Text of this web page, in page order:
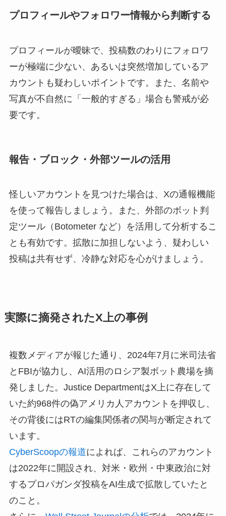
プロフィールやフォロワー情報から判断する
プロフィールが曖昧で、投稿数のわりにフォロワ
ーが極端に少ない、あるいは突然増加しているア
カウントも疑わしいポイントです。また、名前や
写真が不自然に「一般的すぎる」場合も警戒が必
要です。
報告・ブロック・外部ツールの活用
怪しいアカウントを見つけた場合は、Xの通報機能
を使って報告しましょう。また、外部のボット判
定ツール（Botometer など）を活用して分析するこ
とも有効です。拡散に加担しないよう、疑わしい
投稿は共有せず、冷静な対応を心がけましょう。
実際に摘発されたX上の事例
複数メディアが報じた通り、2024年7月に米司法省
とFBIが協力し、AI活用のロシア製ボット農場を摘
発しました。Justice DepartmentはX上に存在して
いた約968件の偽アメリカ人アカウントを押収し、
その背後にはRTの編集関係者の関与が断定されて
います。
CyberScoopの報道によれば、これらのアカウント
は2022年に開設され、対米・欧州・中東政治に対
するプロパガンダ投稿をAI生成で拡散していたと
のこと。